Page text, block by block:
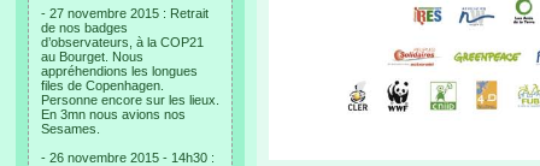
- 27 novembre 2015 : Retrait
de nos badges
d’observateurs, à la COP21
au Bourget. Nous
appréhendions les longues
files de Copenhagen.
Personne encore sur les lieux.
En 3mn nous avions nos
Sesames.
- 26 novembre 2015 - 14h30 :